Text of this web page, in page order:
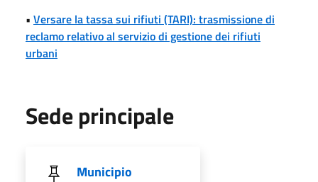
• Versare la tassa sui rifiuti (TARI): trasmissione di
reclamo relativo al servizio di gestione dei rifiuti
urbani
Sede principale
Municipio